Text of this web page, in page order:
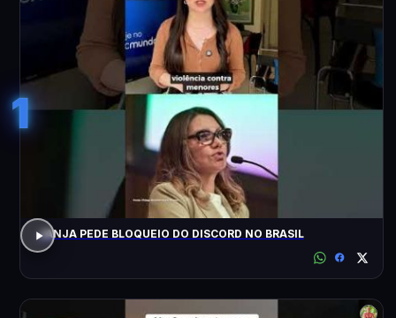
1
JANJA PEDE BLOQUEIO DO DISCORD NO BRASIL